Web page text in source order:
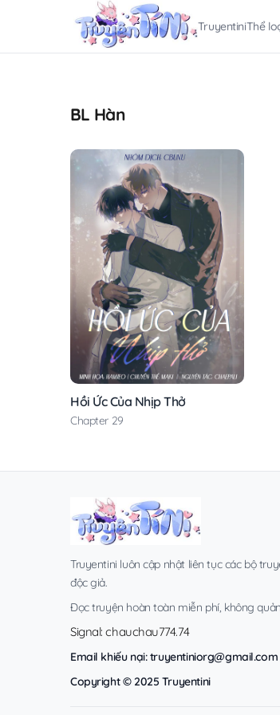
TruyentiniThể
BL Hàn
Hồi Ức Của Nhịp Thở
Chapter 29
Truyentini luôn cập nhật liên tục các bộ
độc giả.
Đọc truyện hoàn toàn miễn phí, không
Signal: chauchau774.74
Email khiếu nại:truyentiniorg@gmail.com
Copyright © 2025 Truyentini